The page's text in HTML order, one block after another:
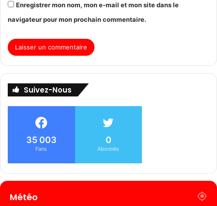
Enregistrer mon nom, mon e-mail et mon site dans le
navigateur pour mon prochain commentaire.
Suivez-Nous
35 003
Fans
0
Abonnés
Météo